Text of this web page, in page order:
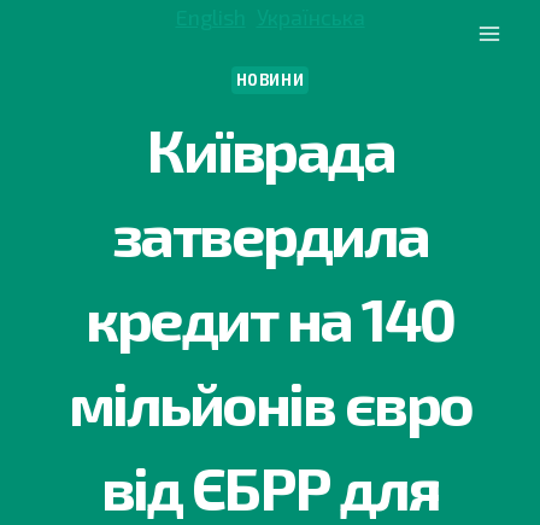
НОВИНИ
Київрада
затвердила
кредит на 140
мільйонів євро
від ЄБРР для